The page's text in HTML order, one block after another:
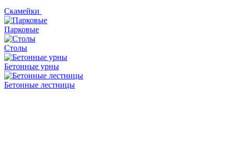
Скамейки
Парковые
Столы
Бетонные урны
Бетонные лестницы